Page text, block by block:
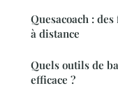
Quesacoach :
à distance
Quels outils de
efficace ?